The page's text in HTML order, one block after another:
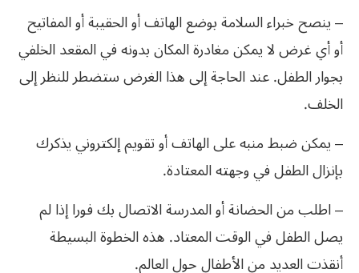
– ينصح خبراء السلامة بوضع الهاتف أو الحقيبة أو المفاتيح
أو أي غرض لا يمكن مغادرة المكان بدونه في المقعد الخلفي
بجوار الطفل. عند الحاجة إلى هذا الغرض ستضطر للنظر إلى
الخلف.
– يمكن ضبط منبه على الهاتف أو تقويم إلكتروني يذكرك
بإنزال الطفل في وجهته المعتادة.
– اطلب من الحضانة أو المدرسة الاتصال بك فورا إذا لم
يصل الطفل في الوقت المعتاد. هذه الخطوة البسيطة
أنقذت العديد من الأطفال حول العالم.